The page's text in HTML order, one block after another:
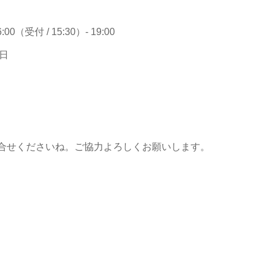
（受付 / 15:30）- 19:00
くださいね。ご協力よろしくお願いします。